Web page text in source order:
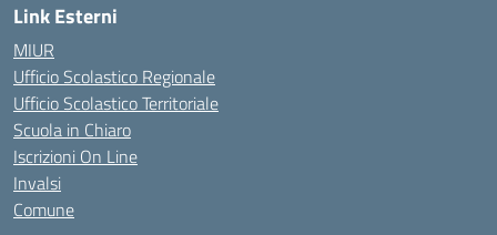
Link Esterni
MIUR
Ufficio Scolastico Regionale
Ufficio Scolastico Territoriale
Scuola in Chiaro
Iscrizioni On Line
Invalsi
Comune